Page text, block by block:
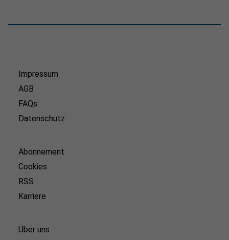
Impressum
AGB
FAQs
Datenschutz
Abonnement
Cookies
RSS
Karriere
Über uns